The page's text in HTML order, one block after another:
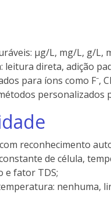
μg/L, mg/L, g/L,
direta, adição
para íons como F⁻, Cl⁻,
personalizados
reconhecimento
de célula,
e fator TDS;
nenhuma,